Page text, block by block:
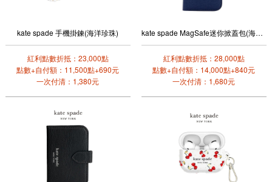
kate spade 手機掛鍊(海洋珍珠)
紅利點數折抵：23,000點
點數+自付額：11,500點+690元
一次付清：1,380元
kate spade MagSafe迷你掀蓋包(海軍藍)
紅利點數折抵：28,000點
點數+自付額：14,000點+840元
一次付清：1,680元